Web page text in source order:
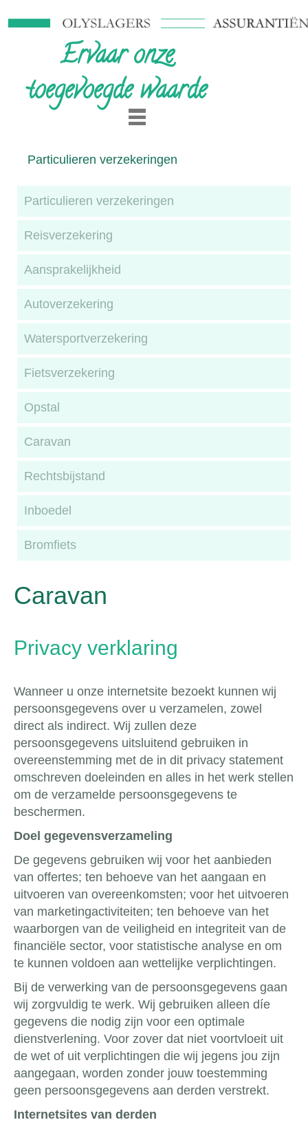
Ervaar onze
toegevoegde waarde
Particulieren verzekeringen
Particulieren verzekeringen
Reisverzekering
Aansprakelijkheid
Autoverzekering
Watersportverzekering
Fietsverzekering
Opstal
Caravan
Rechtsbijstand
Inboedel
Bromfiets
Caravan
Privacy verklaring
Wanneer u onze internetsite bezoekt kunnen wij
persoonsgegevens over u verzamelen, zowel
direct als indirect. Wij zullen deze
persoonsgegevens uitsluitend gebruiken in
overeenstemming met de in dit privacy statement
omschreven doeleinden en alles in het werk stellen
om de verzamelde persoonsgegevens te
beschermen.
Doel gegevensverzameling
De gegevens gebruiken wij voor het aanbieden
van offertes; ten behoeve van het aangaan en
uitvoeren van overeenkomsten; voor het uitvoeren
van marketingactiviteiten; ten behoeve van het
waarborgen van de veiligheid en integriteit van de
financiële sector, voor statistische analyse en om
te kunnen voldoen aan wettelijke verplichtingen.
Bij de verwerking van de persoonsgegevens gaan
wij zorgvuldig te werk. Wij gebruiken alleen díe
gegevens die nodig zijn voor een optimale
dienstverlening. Voor zover dat niet voortvloeit uit
de wet of uit verplichtingen die wij jegens jou zijn
aangegaan, worden zonder jouw toestemming
geen persoonsgegevens aan derden verstrekt.
Internetsites van derden